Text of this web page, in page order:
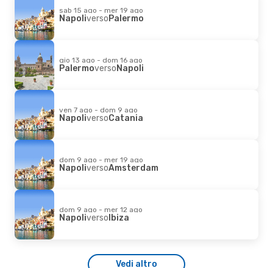
sab 15 ago - mer 19 ago
NapoliversoPalermo
gio 13 ago - dom 16 ago
PalermoversoNapoli
ven 7 ago - dom 9 ago
NapoliversoCatania
dom 9 ago - mer 19 ago
NapoliversoAmsterdam
dom 9 ago - mer 12 ago
NapoliversoIbiza
Vedi altro